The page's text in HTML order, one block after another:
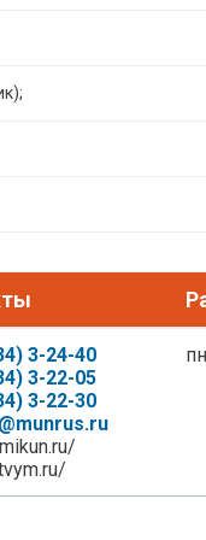
3-24-40
3-22-05
3-22-30